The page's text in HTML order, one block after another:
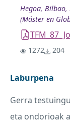
Hegoa, Bilbao,
(Máster en
1272 204
Laburpena
Gerra
eta ondorioak